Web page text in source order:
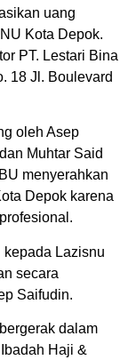
uang
Kota Depok.
PT. Lestari Bina
18 Jl. Boulevard
oleh Asep
Muhtar Said
menyerahkan
Depok karena
kepada Lazisnu
secara
Saifudin.
dalam
Haji &